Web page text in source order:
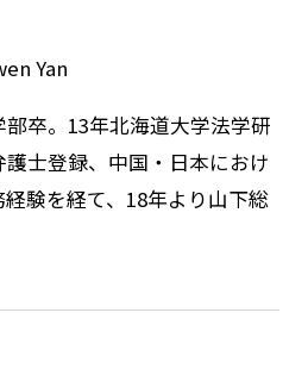
Yan
卒。13年北海道大学法学研
士登録、中国・日本におけ
験を経て、18年より山下総